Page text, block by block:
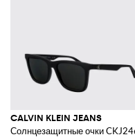
CALVIN KLEIN JEANS
Солнцезащитные очки